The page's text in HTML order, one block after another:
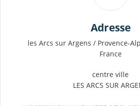
Adresse
les Arcs sur Argens / Provence-
France
centre ville
LES ARCS SUR